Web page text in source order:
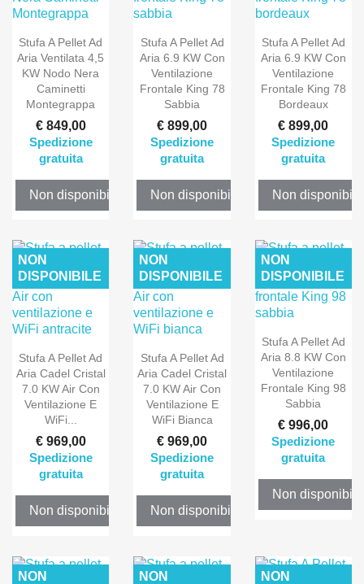
Stufa A Pellet Ad
Aria Ventilata 4,5
KW Nodo Nera
Caminetti
Montegrappa
€ 849,00
Spedizione
gratuita
Non disponibile
Stufa A Pellet Ad
Aria 6.9 KW Con
Ventilazione
Frontale King 78
Sabbia
€ 899,00
Spedizione
gratuita
Non disponibile
Stufa A Pellet Ad
Aria 6.9 KW Con
Ventilazione
Frontale King 78
Bordeaux
€ 899,00
Spedizione
gratuita
Non disponibile
NON
DISPONIBILE
Stufa A Pellet Ad
Aria Cadel Cristal
7.0 KW Air Con
Ventilazione E
WiFi...
€ 969,00
Spedizione
gratuita
Non disponibile
NON
DISPONIBILE
Stufa A Pellet Ad
Aria Cadel Cristal
7.0 KW Air Con
Ventilazione E
WiFi Bianca
€ 969,00
Spedizione
gratuita
Non disponibile
NON
DISPONIBILE
Stufa A Pellet Ad
Aria 8.8 KW Con
Ventilazione
Frontale King 98
Sabbia
€ 996,00
Spedizione
gratuita
Non disponibile
NON
NON
NON